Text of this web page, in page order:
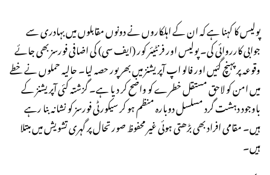
پولیس کا کہنا ہے کہ ان کے اہلکاروں نے دونوں مقابلوں میں بہادری سے
جوابی کارروائی کی۔ پولیس اور فرنٹیئر کور (ایف سی) کی اضافی فورسز بھی جائے
وقوعہ پر پہنچ گئیں اور فالو اپ آپریشنز میں بھرپور حصہ لیا۔ حالیہ حملوں نے خطے
میں امن کو لاحق مستقل خطرے کو واضح کر دیا ہے۔ گزشتہ کئی آپریشنز کے
باوجود دہشت گرد مسلسل دوبارہ منظم ہو کر سیکورٹی فورسز کو نشانہ بنا رہے
ہیں۔ مقامی افراد بھی بڑھتی ہوئی غیر محفوظ صورتحال پر گہری تشویش میں مبتلا
ہیں۔